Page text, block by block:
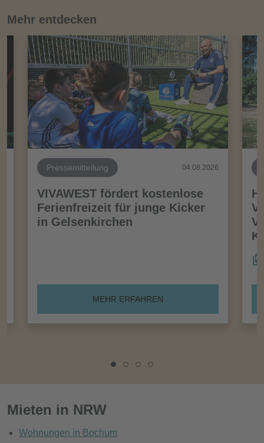
Mehr entdecken
Pressemitteilung 04.08.2026
VIVAWEST fördert kostenlose
Ferienfreizeit für junge Kicker
in Gelsenkirchen
MEHR ERFAHREN
Mieten in NRW
Wohnungen in Bochum